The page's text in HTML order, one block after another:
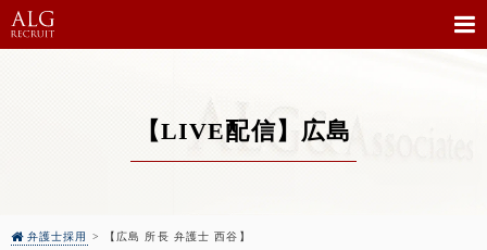
【LIVE配信】広島
弁護士採用 > 【広島 所長 弁護士 西谷】